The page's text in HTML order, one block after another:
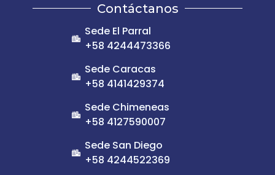
Contáctanos
Sede El Parral
+58 4244473366
Sede Caracas
+58 4141429374
Sede Chimeneas
+58 4127590007
Sede San Diego
+58 4244522369